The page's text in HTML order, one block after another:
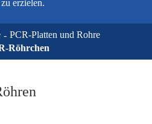
erzielen.
PCR-Platten und Rohre
Röhrchen